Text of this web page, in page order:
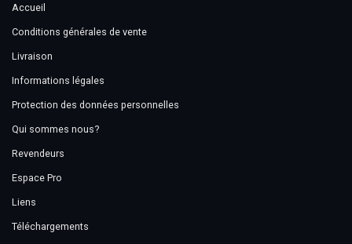
Accueil
Conditions générales de vente
Livraison
Informations légales
Protection des données personnelles
Qui sommes nous?
Revendeurs
Espace Pro
Liens
Téléchargements